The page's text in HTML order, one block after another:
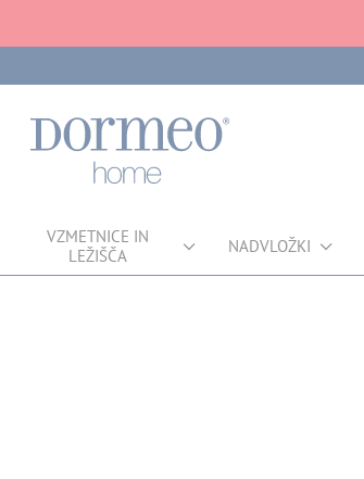
VZMETNICE IN
LEŽIŠČA
NADVLOŽKI